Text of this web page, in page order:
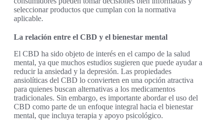
seleccionar productos que cumplan con la normativa
aplicable.
La relación entre el CBD y el bienestar mental
El CBD ha sido objeto de interés en el campo de la salud
mental, ya que muchos estudios sugieren que puede ayudar a
reducir la ansiedad y la depresión. Las propiedades
ansiolíticas del CBD lo convierten en una opción atractiva
para quienes buscan alternativas a los medicamentos
tradicionales. Sin embargo, es importante abordar el uso del
CBD como parte de un enfoque integral hacia el bienestar
mental, que incluya terapia y apoyo psicológico.